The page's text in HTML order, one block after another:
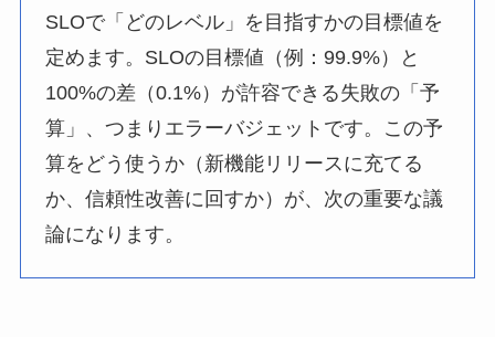
SLOで「どのレベル」を目指すかの目標値を
定めます。SLOの目標値（例：99.9%）と
100%の差（0.1%）が許容できる失敗の「予
算」、つまりエラーバジェットです。この予
算をどう使うか（新機能リリースに充てる
か、信頼性改善に回すか）が、次の重要な議
論になります。